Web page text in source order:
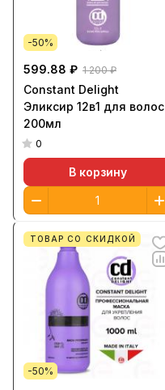
-50%
599.88 ₽ 1 200 ₽
Constant Delight
Эликсир 12в1 для волос
200мл
0
В корзину
ТОВАР СО СКИДКОЙ
-50%